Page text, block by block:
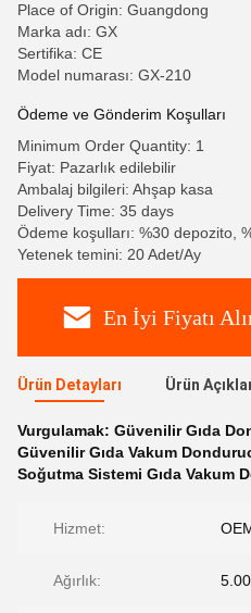
Place of Origin: Guangdong
Marka adı: GX
Sertifika: CE
Model numarası: GX-210
Ödeme ve Gönderim Koşulları
Minimum Order Quantity: 1
Fiyat: Pazarlık edilebilir
Ambalaj bilgileri: Ahşap kasa
Delivery Time: 35 days
Ödeme koşulları: %30 depozito,
Yetenek temini: 20 Adet/Ay
En İyi Fiyatı
Ürün Detayları Ürün
Vurgulamak: Güvenilir Gıda
Güvenilir Gıda Vakum
Soğutma Sistemi Gıda Vakum
Hizmet:
Ağırlık: